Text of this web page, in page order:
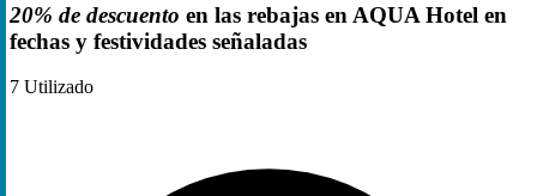
20% de descuento en las rebajas en AQUA Hotel en
fechas y festividades señaladas
7 Utilizado